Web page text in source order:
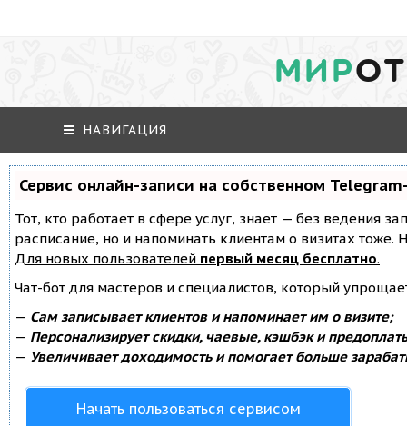
МИР
НАВИГАЦИЯ
Сервис онлайн-записи на собственном
Тот, кто работает в сфере услуг, знает — без ведения
расписание, но и напоминать клиентам о визитах
Для новых пользователей первый месяц бесплатно.
Чат-бот для мастеров и специалистов, который
— Сам записывает клиентов и напоминает им о визите;
— Персонализирует скидки, чаевые, кэшбэк и
— Увеличивает доходимость и помогает больше
Начать пользоваться сервисом